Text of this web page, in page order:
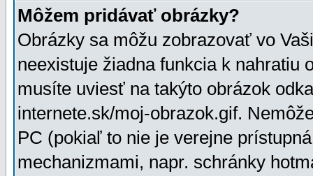
Môžem pridávať obrázky?
Obrázky sa môžu zobrazovať vo
neexistuje žiadna funkcia k nahratiu
musíte uviesť na takýto obrázok
internete.sk/moj-obrazok.gif.
PC (pokiaľ to nie je verejne
mechanizmami, napr. schránky